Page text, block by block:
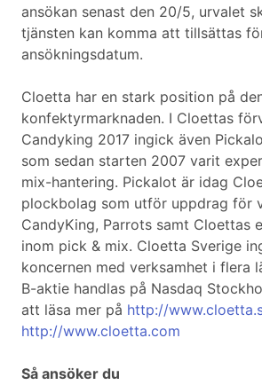
ansökan senast den 20/5, urvalet
tjänsten kan komma att tillsättas
ansökningsdatum.
Cloetta har en stark position på
konfektyrmarknaden. I Cloettas
Candyking 2017 ingick även
som sedan starten 2007 varit
mix-hantering. Pickalot är idag
plockbolag som utför uppdrag för
CandyKing, Parrots samt Cloettas
inom pick & mix. Cloetta Sverige
koncernen med verksamhet i flera
B-aktie handlas på Nasdaq
att läsa mer på http://
http://www.cloetta.com
Så ansöker du